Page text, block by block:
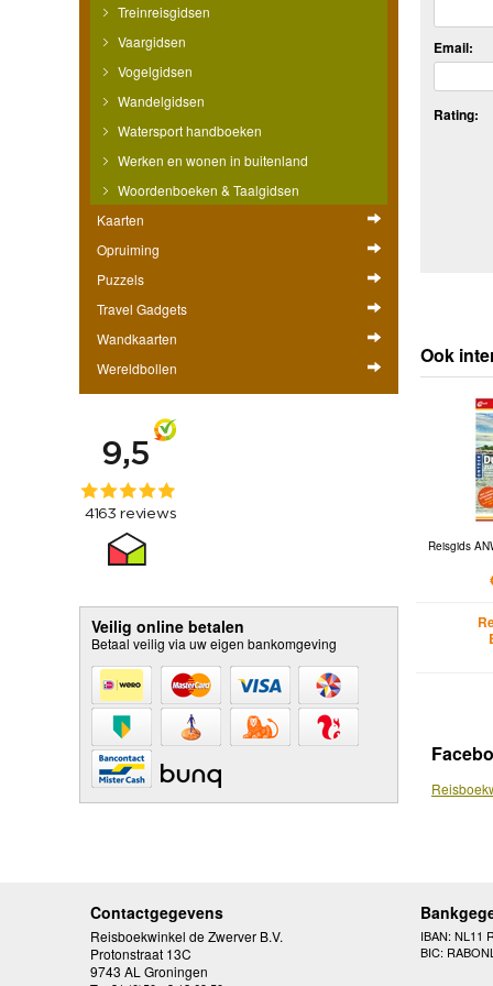
Treinreisgidsen
Vaargidsen
Vogelgidsen
Wandelgidsen
Watersport handboeken
Werken en wonen in buitenland
Woordenboeken & Taalgidsen
Kaarten
Opruiming
Puzzels
Travel Gadgets
Wandkaarten
Wereldbollen
Veilig online betalen
Betaal veilig via uw eigen bankomgeving
Email:
Rating:
Ook
Reisgids
Contactgegevens
Reisboekwinkel de Zwerver B.V.
Protonstraat 13C
9743 AL Groningen
IBAN: NL11
BIC: